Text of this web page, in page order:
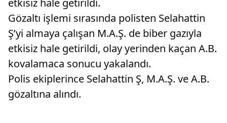
Gözaltı işlemi sırasında polisten Selahattin
Ş’yi almaya çalışan M.A.Ş. de biber gazıyla
etkisiz hale getirildi, olay yerinden kaçan A.B.
kovalamaca sonucu yakalandı.
Polis ekiplerince Selahattin Ş, M.A.Ş. ve A.B.
gözaltına alındı.